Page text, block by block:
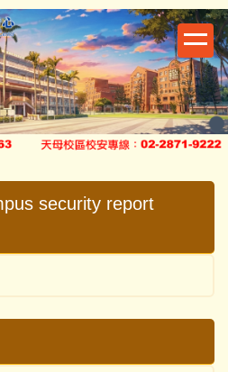
security report